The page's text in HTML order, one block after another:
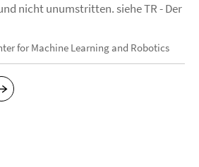
nicht unumstritten. siehe TR - Der
for Machine Learning and Robotics